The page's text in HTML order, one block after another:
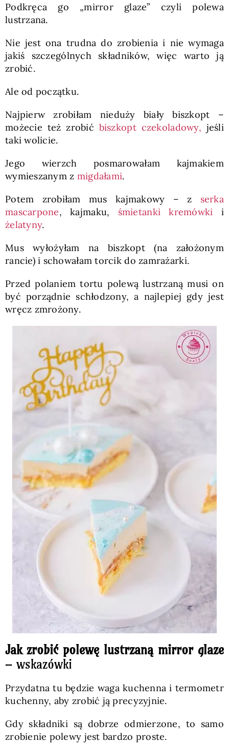
Podkręca go „mirror glaze” czyli polewa
lustrzana.
Nie jest ona trudna do zrobienia i nie wymaga
jakiś szczególnych składników, więc warto ją
zrobić.
Ale od początku.
Najpierw zrobiłam nieduży biały biszkopt –
możecie też zrobić biszkopt czekoladowy, jeśli
taki wolicie.
Jego wierzch posmarowałam kajmakiem
wymieszanym z migdałami.
Potem zrobiłam mus kajmakowy – z serka
mascarpone, kajmaku, śmietanki kremówki i
żelatyny.
Mus wyłożyłam na biszkopt (na założonym
rancie) i schowałam torcik do zamrażarki.
Przed polaniem tortu polewą lustrzaną musi on
być porządnie schłodzony, a najlepiej gdy jest
wręcz zmrożony.
Jak zrobić polewę lustrzaną mirror glaze
– wskazówki
Przydatna tu będzie waga kuchenna i termometr
kuchenny, aby zrobić ją precyzyjnie.
Gdy składniki są dobrze odmierzone, to samo
zrobienie polewy jest bardzo proste.